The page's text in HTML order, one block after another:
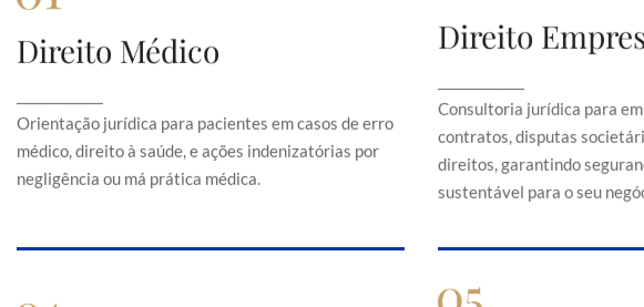
Direito Médico
Orientação jurídica para pacientes em casos de erro
médico, direito à saúde, e ações indenizatórias por
negligência ou má prática médica.
Direito Médico
erro médico, direito à saúde, e ações
indenizatórias por negligência ou má prática
médica.
Direito
Consultoria jurídica para
contratos, disputas
direitos, garantindo
sustentável para o seu
Direito
contratos, disputas
ativos e direitos,
crescimento